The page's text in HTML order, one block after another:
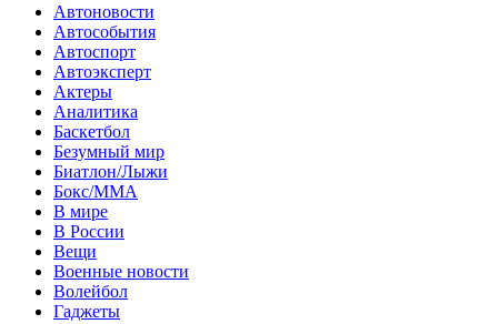
Автоновости
Автособытия
Автоспорт
Автоэксперт
Актеры
Аналитика
Баскетбол
Безумный мир
Биатлон/Лыжи
Бокс/MMA
В мире
В России
Вещи
Военные новости
Волейбол
Гаджеты